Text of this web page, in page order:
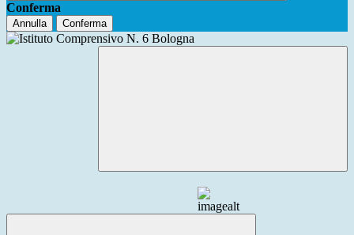
Conferma
Annulla Conferma